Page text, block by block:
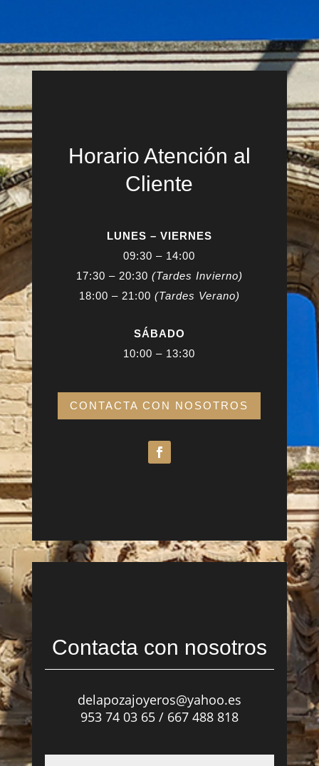
Horario Atención al
Cliente
LUNES – VIERNES
09:30 – 14:00
17:30 – 20:30 (Tardes Invierno)
18:00 – 21:00 (Tardes Verano)
SÁBADO
10:00 – 13:30
CONTACTA CON NOSOTROS
Contacta con nosotros
delapozajoyeros@yahoo.es
953 74 03 65 / 667 488 818